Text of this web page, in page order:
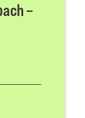
–